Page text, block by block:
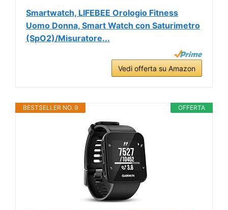
Smartwatch, LIFEBEE Orologio Fitness
Uomo Donna, Smart Watch con Saturimetro
(SpO2)/Misuratore...
Vedi offerta su Amazon
OFFERTA
BESTSELLER NO. 9